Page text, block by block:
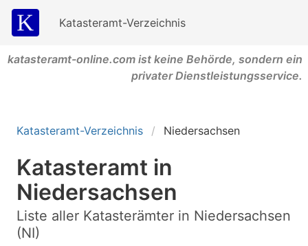
Katasteramt-Verzeichnis
katasteramt-online.com ist keine Behörde, sondern ein
privater Dienstleistungsservice.
Katasteramt-Verzeichnis Niedersachsen
Katasteramt in
Niedersachsen
Liste aller Katasterämter in Niedersachsen
(NI)